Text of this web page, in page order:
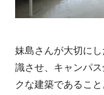
妹島さんが大切に
識させ、キャンパ
クな建築であるこ